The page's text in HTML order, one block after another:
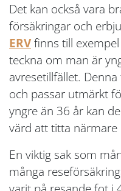
Det kan också vara
försäkringar och
ERVfinns till
teckna om man är
avresetillfället.
och passar utmärkt
yngre än 36 år kan
värd att titta närmare
En viktig sak som
många